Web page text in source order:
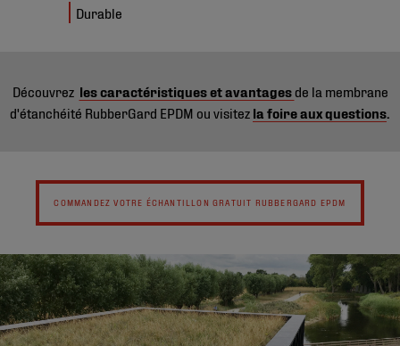
Durable
Découvrez les caractéristiques et avantages de la membrane
d'étanchéité RubberGard EPDM ou visitez la foire aux questions
COMMANDEZ VOTRE ÉCHANTILLON GRATUIT RUBBERGARD EPDM